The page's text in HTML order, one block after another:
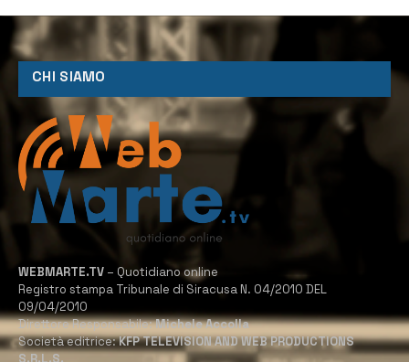
CHI SIAMO
WEBMARTE.TV – Quotidiano online
Registro stampa Tribunale di Siracusa N. 04/2010 DEL
09/04/2010
Direttore Responsabile:Michele Accolla
Società editrice:KFP TELEVISION AND WEB PRODUCTIONS